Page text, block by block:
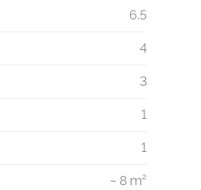
6.5
4
3
1
1
~ 8 m²